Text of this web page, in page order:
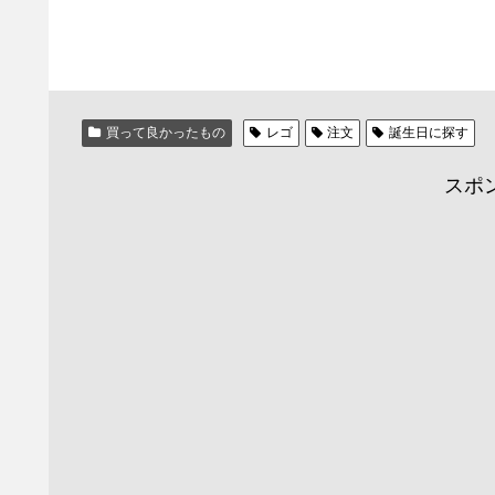
買って良かったもの レゴ 注文 誕生日に探す
スポ